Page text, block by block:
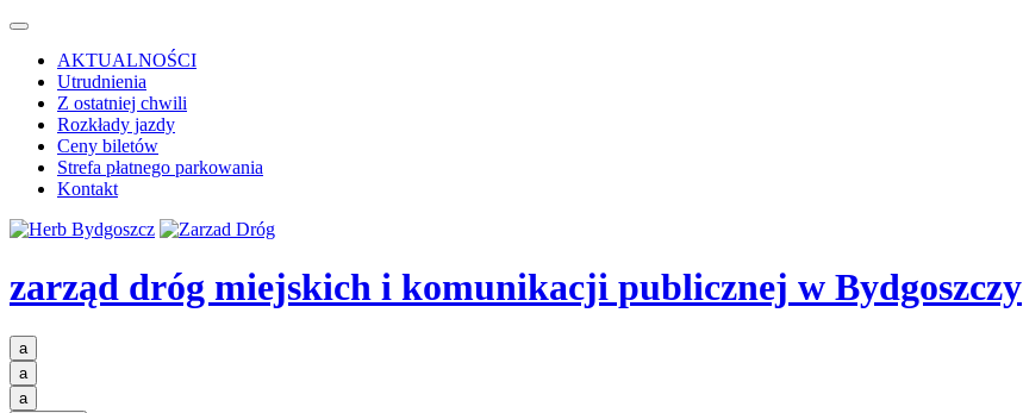
AKTUALNOŚCI
Utrudnienia
Z ostatniej chwili
Rozkłady jazdy
Ceny biletów
Strefa płatnego parkowania
Kontakt
zarząd dróg miejskich i komunikacji publicznej w Bydgoszczy
a
a
a